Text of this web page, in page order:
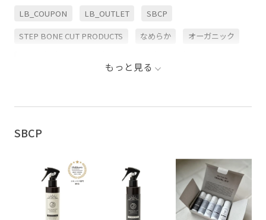
LB_COUPON LB_OUTLET SBCP
STEP BONE CUT PRODUCTS なめらか オーガニック
ビタミンC ヘアケア ヘアスタイリング
もっと見る
SBCP